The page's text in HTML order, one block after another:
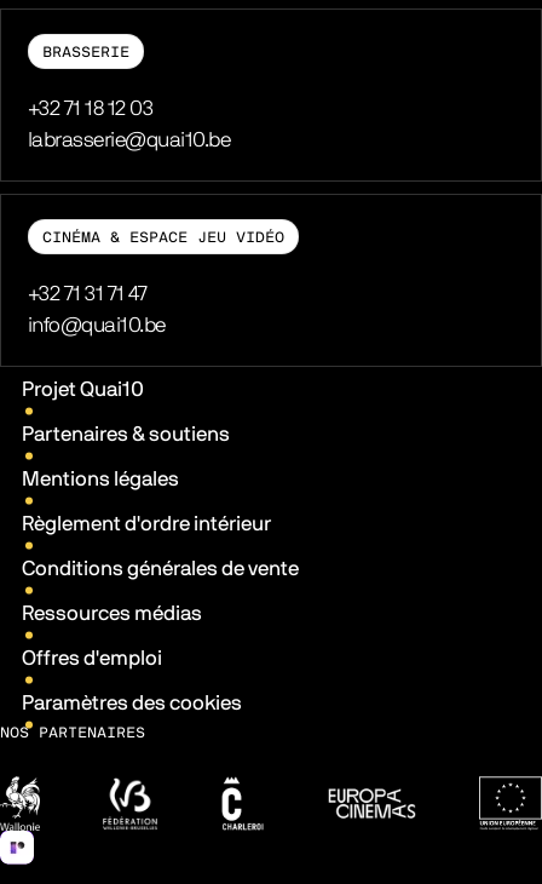
BRASSERIE
Téléphone
+32 71 18 12 03
E-mail
labrasserie@quai10.be
CINÉMA & ESPACE JEU VIDÉO
Téléphone
+32 71 31 71 47
E-mail
info@quai10.be
Liens pratiques
Projet Quai10
Partenaires & soutiens
Mentions légales
Règlement d'ordre intérieur
Conditions générales de vente
Ressources médias
Offres d'emploi
Paramètres des cookies
NOS PARTENAIRES
Wallonie Fédération Wallonie-Bruxelles
Ville de CharleroiEuropa Cinemas